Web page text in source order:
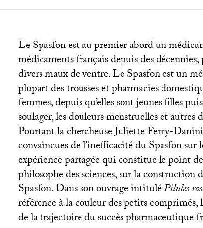
Le Spasfon est au premier abord un
médicaments français depuis des
divers maux de ventre. Le Spasfon est un
plupart des trousses et pharmacies
femmes, depuis qu’elles sont jeunes filles
soulager, les douleurs menstruelles et
Pourtant la chercheuse Juliette Ferry-
convaincues de l’inefficacité du Spasfon sur
expérience partagée qui constitue le point
philosophe des sciences, sur la
Spasfon. Dans son ouvrage intituléPilules
référence à la couleur des petits comprimés,
de la trajectoire du succès pharmaceutique